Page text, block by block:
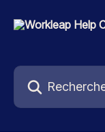
Rechercher un